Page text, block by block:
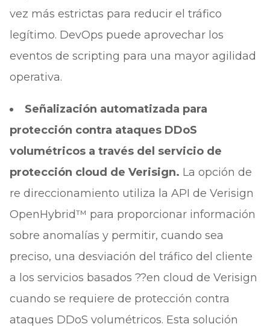
vez más estrictas para reducir el tráfico
legítimo. DevOps puede aprovechar los
eventos de scripting para una mayor agilidad
operativa.
Señalización automatizada para
protección contra ataques DDoS
volumétricos a través del servicio de
protección cloud de Verisign. La opción de
re direccionamiento utiliza la API de Verisign
OpenHybrid™ para proporcionar información
sobre anomalías y permitir, cuando sea
preciso, una desviación del tráfico del cliente
a los servicios basados ??en cloud de Verisign
cuando se requiere de protección contra
ataques DDoS volumétricos. Esta solución